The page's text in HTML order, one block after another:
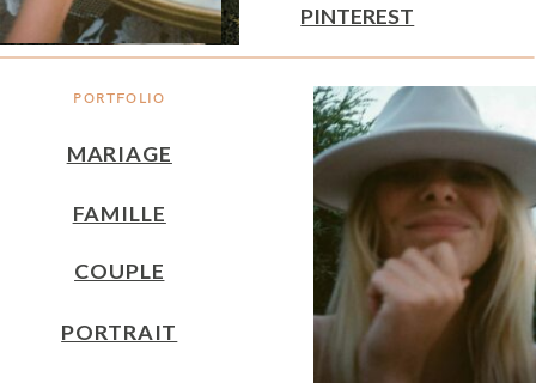
PORTFOLIO
MARIAGE
FAMILLE
PINTEREST
COUPLE
PORTRAIT